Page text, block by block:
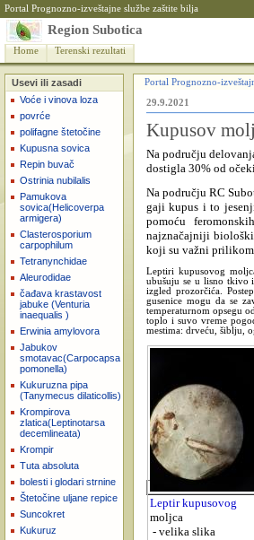
Portal Prognozno-izveštajne službe zaštite bilja
Region Subotica
Home Terenski rezultati
Usevi ili zasadi
Voće i vinova loza
povrće
polifagne štetočine
Kupusna sovica
Repin buvač
Ostrinia nubilalis
Pamukova
sovica(Helicoverpa
armigera)
Clasterosporium
carpophilum
Tetranynchidae
Aleurodidae
čađava krastavost
jabuke (Venturia
inaequalis )
Erwinia amylovora
Jabukov
smotavac(Carpocapsa
pomonella)
Kukuruzna pipa
(Tanymecus dilaticollis)
Krompirova
zlatica(Leptinotarsa
decemlineata)
Krompir
Tuta absoluta
bolesti i glodari strnine
Štetočine uljane repice
Suncokret
Kukuruz
Portal Prognozno-
29.9.2021
Kupusov
Na području
dostigla 30% od
Na području RC
gaji kupus i to
pomoću
najznačajniji
koji su važni prilikom
Leptiri kupusovog
ubušuju se u lisno tkivo
izgled prozorčića.
gusenice mogu da se
temperaturnom opsegu
toplo i suvo vreme
mestima: drveću, šiblju,
Leptir kupusovog
moljca
- velika slika